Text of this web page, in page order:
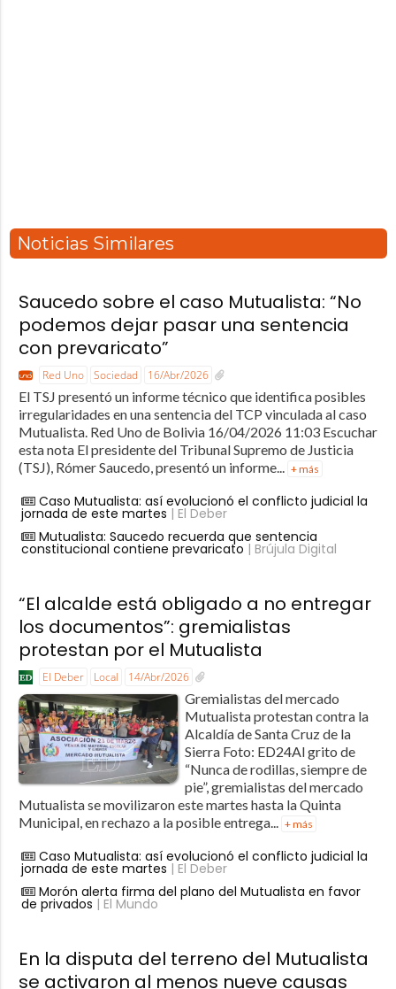
Noticias Similares
Saucedo sobre el caso Mutualista: “No
podemos dejar pasar una sentencia
con prevaricato”
Red Uno Sociedad 16/Abr/2026
El TSJ presentó un informe técnico que identifica posibles
irregularidades en una sentencia del TCP vinculada al caso
Mutualista. Red Uno de Bolivia 16/04/2026 11:03 Escuchar
esta nota El presidente del Tribunal Supremo de Justicia
(TSJ), Rómer Saucedo, presentó un informe... + más
Caso Mutualista: así evolucionó el conflicto judicial la
jornada de este martes | El Deber
Mutualista: Saucedo recuerda que sentencia
constitucional contiene prevaricato | Brújula Digital
“El alcalde está obligado a no entregar
los documentos”: gremialistas
protestan por el Mutualista
El Deber Local 14/Abr/2026
Gremialistas del mercado
Mutualista protestan contra la
Alcaldía de Santa Cruz de la
Sierra Foto: ED24Al grito de
“Nunca de rodillas, siempre de
pie”, gremialistas del mercado
Mutualista se movilizaron este martes hasta la Quinta
Municipal, en rechazo a la posible entrega...
+ más
Caso Mutualista: así evolucionó el conflicto judicial la
jornada de este martes | El Deber
Morón alerta firma del plano del Mutualista en favor
de privados | El Mundo
En la disputa del terreno del Mutualista
se activaron al menos nueve causas